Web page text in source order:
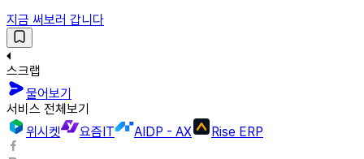
지금 써보러 갑니다
스크랩
물어보기
서비스 전체보기
위시켓
요즘IT AIDP - AX Rise ERP